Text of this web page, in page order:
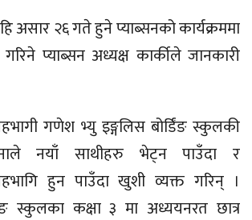
असार २६ गते हुने प्याब्सनको कार्यक्रममा
प्याब्सन अध्यक्ष कार्कीले जानकारी
गणेश भ्यु इङ्गलिस बोर्डिंङ स्कुलकी
नयाँ साथीहरु भेट्न पाउँदा र
सहभागि हुन पाउँदा खुशी व्यक्त गरिन् ।
स्कुलका कक्षा ३ मा अध्ययनरत छात्र